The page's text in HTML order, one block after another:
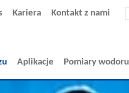
Kariera Kontakt z nami
Aplikacje Pomiary wodoru